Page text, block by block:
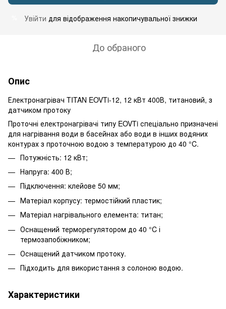
Увійти для відображення накопичувальної знижки
До обраного
Опис
Електронагрівач TITAN EOVTi-12, 12 кВт 400В, титановий, з
датчиком протоку
Проточні електронагрівачі типу EOVTi спеціально призначені
для нагрівання води в басейнах або води в інших водяних
контурах з проточною водою з температурою до 40 °C.
Потужність: 12 кВт;
Напруга: 400 В;
Підключення: клейове 50 мм;
Матеріал корпусу: термостійкий пластик;
Матеріал нагрівального елемента: титан;
Оснащений терморегулятором до 40 °C і
термозапобіжником;
Оснащений датчиком протоку.
Підходить для використання з солоною водою.
Характеристики